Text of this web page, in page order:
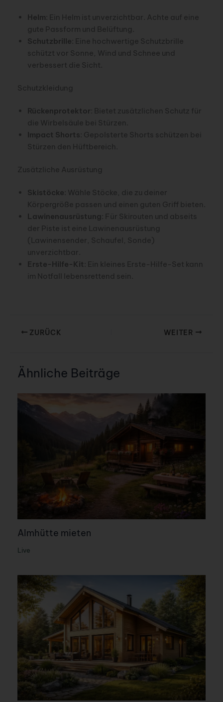
Helm : Ein Helm ist unverzichtbar. Achte auf eine
gute Passform und Belüftung.
Schutzbrille : Eine hochwertige Schutzbrille
schützt vor Sonne, Wind und Schnee und
verbessert die Sicht.
Schutzkleidung
Rückenprotektor : Bietet zusätzlichen Schutz für
die Wirbelsäule bei Stürzen.
Impact Shorts : Gepolsterte Shorts schützen bei
Stürzen den Hüftbereich.
Zusätzliche Ausrüstung
Skistöcke : Wähle Stöcke, die zu deiner
Körpergröße passen und einen guten Griff bieten.
Lawinenausrüstung : Für Skirouten und abseits
der Piste ist eine Lawinenausrüstung
(Lawinensender, Schaufel, Sonde)
unverzichtbar.
Erste-Hilfe-Kit : Ein kleines Erste-Hilfe-Set kann
im Notfall lebensrettend sein.
ZURÜCK WEITER
Ähnliche Beiträge
Almhütte mieten
Live